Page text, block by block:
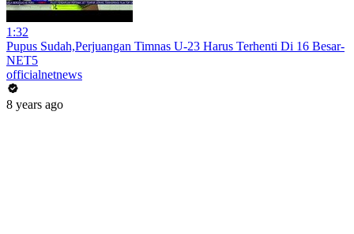
1:32
Pupus Sudah,Perjuangan Timnas U-23 Harus Terhenti Di 16 Besar-
NET5
officialnetnews
8 years ago